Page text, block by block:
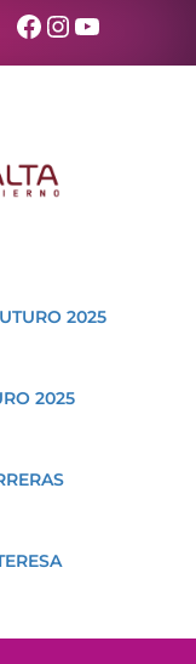
Facebook
Instagram
YouTube
2025
2025